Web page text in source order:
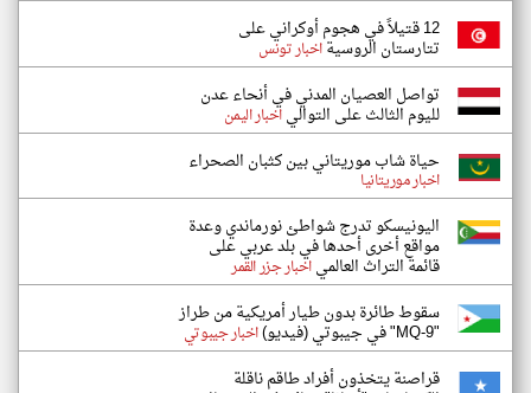
12 قتيلاً في هجوم أوكراني على
تتارستان الروسيةاخبار تونس
تواصل العصيان المدني في أنحاء عدن
لليوم الثالث على التوالياخبار اليمن
حياة شاب موريتاني بين كثبان الصحراء
اخبار موريتانيا
اليونيسكو تدرج شواطئ نورماندي وعدة
مواقع أخرى أحدها في بلد عربي على
قائمة التراث العالمياخبار جزر القمر
سقوط طائرة بدون طيار أمريكية من طراز
"MQ-9" في جيبوتي (فيديو) اخبار جيبوتي
قراصنة يتخذون أفراد طاقم ناقلة